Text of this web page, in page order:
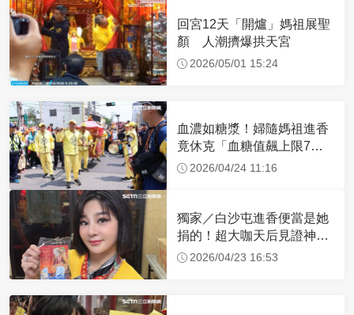
回宮12天「開爐」媽祖展聖
顏 人潮擠爆拱天宮
2026/05/01 15:24
血濃如糖漿！婦隨媽祖進香
竟休克「血糖值飆上限7
倍」 醫曝原因
2026/04/24 11:16
獨家／白沙屯進香便當是她
捐的！超大咖天后見證神
蹟 一靠近媽祖就爆哭
2026/04/23 16:53